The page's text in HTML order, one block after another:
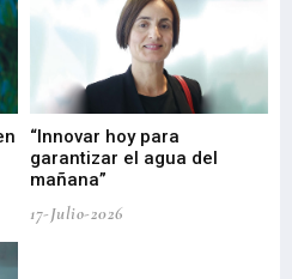
“Innovar hoy para
garantizar el agua del
mañana”
17-Julio-2026